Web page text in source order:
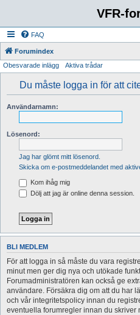
VFR-
FAQ
Forumindex
Obesvarade inlägg Aktiva trådar
Du måste logga in för att
Användarnamn:
Lösenord:
Jag har glömt mitt lösenord.
Skicka om e-postmeddelandet med
Kom ihåg mig
Dölj att jag är online denna session.
BLI MEDLEM
För att logga in så måste du vara
minut men ger dig nya och utökade
Forumadministratören kan också ge
användare. Försäkra dig om att du har
och vår integritetspolicy innan du
eventuella forumregler innan du skriver